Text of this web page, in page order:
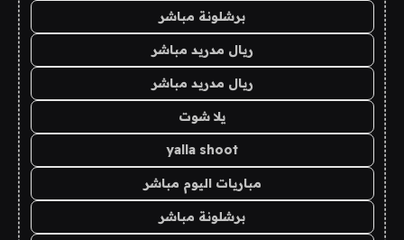
برشلونة مباشر
ريال مدريد مباشر
ريال مدريد مباشر
يلا شوت
yalla shoot
مباريات اليوم مباشر
برشلونة مباشر